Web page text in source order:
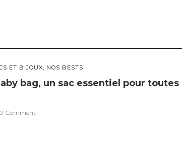
ET BIJOUX, NOS BESTS
bag, un sac essentiel pour toutes
0 Comment